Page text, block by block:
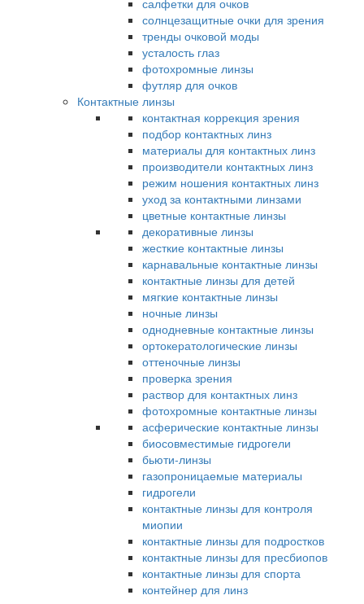
салфетки для очков
солнцезащитные очки для зрения
тренды очковой моды
усталость глаз
фотохромные линзы
футляр для очков
Контактные линзы
контактная коррекция зрения
подбор контактных линз
материалы для контактных линз
производители контактных линз
режим ношения контактных линз
уход за контактными линзами
цветные контактные линзы
декоративные линзы
жесткие контактные линзы
карнавальные контактные линзы
контактные линзы для детей
мягкие контактные линзы
ночные линзы
однодневные контактные линзы
ортокератологические линзы
оттеночные линзы
проверка зрения
раствор для контактных линз
фотохромные контактные линзы
асферические контактные линзы
биосовместимые гидрогели
бьюти-линзы
газопроницаемые материалы
гидрогели
контактные линзы для контроля
миопии
контактные линзы для подростков
контактные линзы для пресбиопов
контактные линзы для спорта
контейнер для линз